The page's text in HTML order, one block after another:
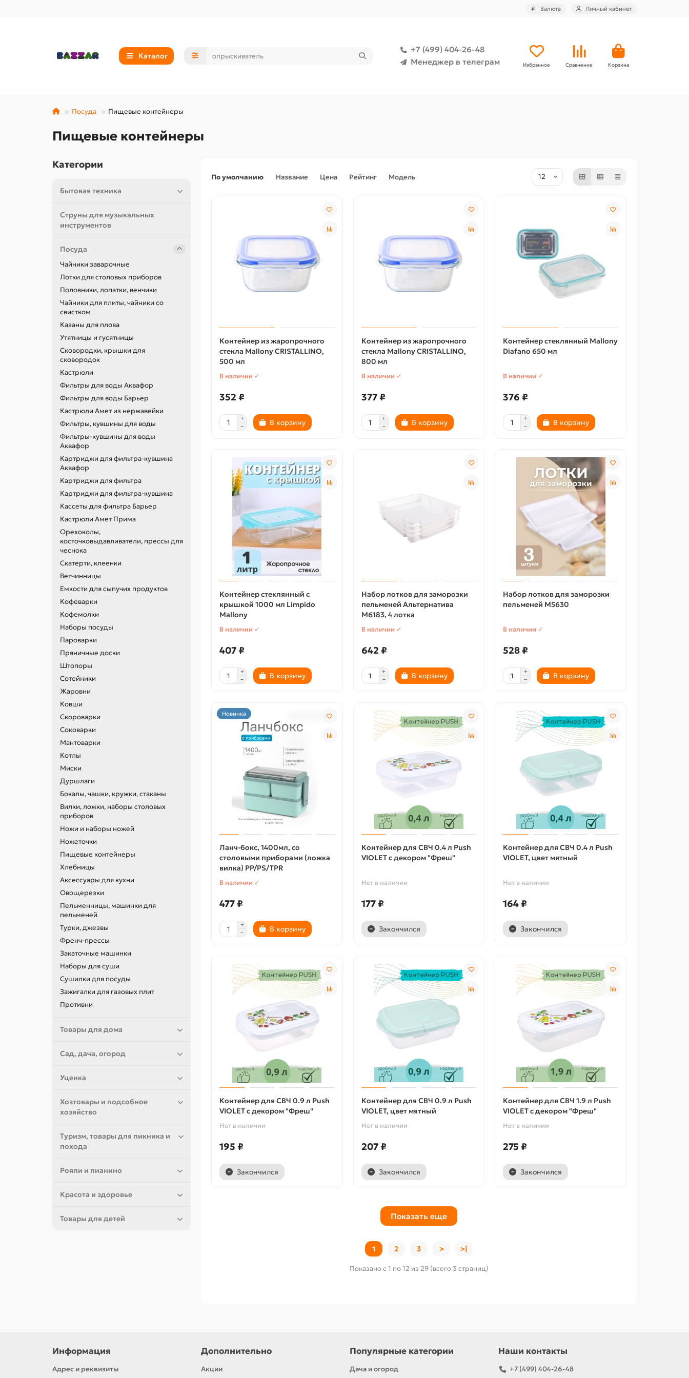
₽ Валюта Личный кабинет
Каталог
+7 (499) 404-26-48
Менеджер в телеграм
Избранное Сравнение Корзина
Посуда Пищевые контейнеры
Пищевые контейнеры
Категории
Бытовая техника
Струны для музыкальных
инструментов
Посуда
Чайники заварочные
Лотки для столовых приборов
Половники, лопатки, венчики
Чайники для плиты, чайники со
свистком
Казаны для плова
Утятницы и гусятницы
Сковородки, крышки для
сковородок
Кастрюли
Фильтры для воды Аквафор
Фильтры для воды Барьер
Кастрюли Амет из нержавейки
Фильтры, кувшины для воды
Фильтры-кувшины для воды
Аквафор
Картриджи для фильтра-кувшина
Аквафор
Картриджи для фильтра
Картриджи для фильтра-кувшина
Кассеты для фильтра Барьер
Кастрюли Амет Прима
Орехоколы,
косточковыдавливатели, прессы для
чеснока
Скатерти, клеенки
Ветчинницы
Емкости для сыпучих продуктов
Кофеварки
Кофемолки
Наборы посуды
Пароварки
Пряничные доски
Штопоры
Сотейники
Жаровни
Ковши
Скороварки
Соковарки
Мантоварки
Котлы
Миски
Дуршлаги
Бокалы, чашки, кружки, стаканы
Вилки, ложки, наборы столовых
приборов
Ножи и наборы ножей
Ножеточки
Пищевые контейнеры
Хлебницы
Аксессуары для кухни
Овощерезки
Пельменницы, машинки для
пельменей
Турки, джезвы
Френч-прессы
Закаточные машинки
Наборы для суши
Сушилки для посуды
Зажигалки для газовых плит
Противни
Товары для дома
Сад, дача, огород
Уценка
Хозтовары и подсобное
хозяйство
Туризм, товары для пикника и
похода
Рояли и пианино
Красота и здоровье
Товары для детей
По умолчанию Название Цена Рейтинг Модель
Контейнер из жаропрочного
стекла Mallony CRISTALLINO,
500 мл
В наличии ✓
352 ₽
В корзину
Контейнер из жаропрочного
стекла Mallony CRISTALLINO,
800 мл
В наличии ✓
377 ₽
В корзину
Контейнер стеклянный Mallony
Diafano 650 мл
В наличии ✓
376 ₽
В корзину
Контейнер стеклянный с
крышкой 1000 мл Limpido
Mallony
В наличии ✓
407 ₽
В корзину
Набор лотков для заморозки
пельменей Альтернатива
М6183, 4 лотка
В наличии ✓
642 ₽
В корзину
Набор лотков для заморозки
пельменей М5630
В наличии ✓
528 ₽
В корзину
Новинка
Ланч-бокс, 1400мл, со
столовыми приборами (ложка
вилка) PP/PS/TPR
В наличии ✓
477 ₽
В корзину
Контейнер для СВЧ 0.4 л Push
VIOLET с декором "Фреш"
Нет в наличии
177 ₽
Закончился
Контейнер для СВЧ 0.4 л Push
VIOLET, цвет мятный
Нет в наличии
164 ₽
Закончился
Контейнер для СВЧ 0.9 л Push
VIOLET с декором "Фреш"
Нет в наличии
195 ₽
Закончился
Контейнер для СВЧ 0.9 л Push
VIOLET, цвет мятный
Нет в наличии
207 ₽
Закончился
Контейнер для СВЧ 1.9 л Push
VIOLET с декором "Фреш"
Нет в наличии
275 ₽
Закончился
Показать еще
1 2 3 > >|
Показано с 1 по 12 из 29 (всего 3 страниц)
Информация
Адрес и реквизиты
Дополнительно
Акции
Популярные категории
Дача и огород
Наши контакты
+7 (499) 404-26-48